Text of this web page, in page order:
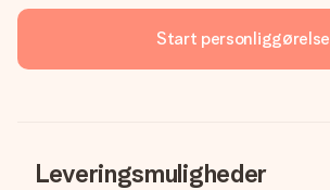
Start personliggørelse
Leveringsmuligheder